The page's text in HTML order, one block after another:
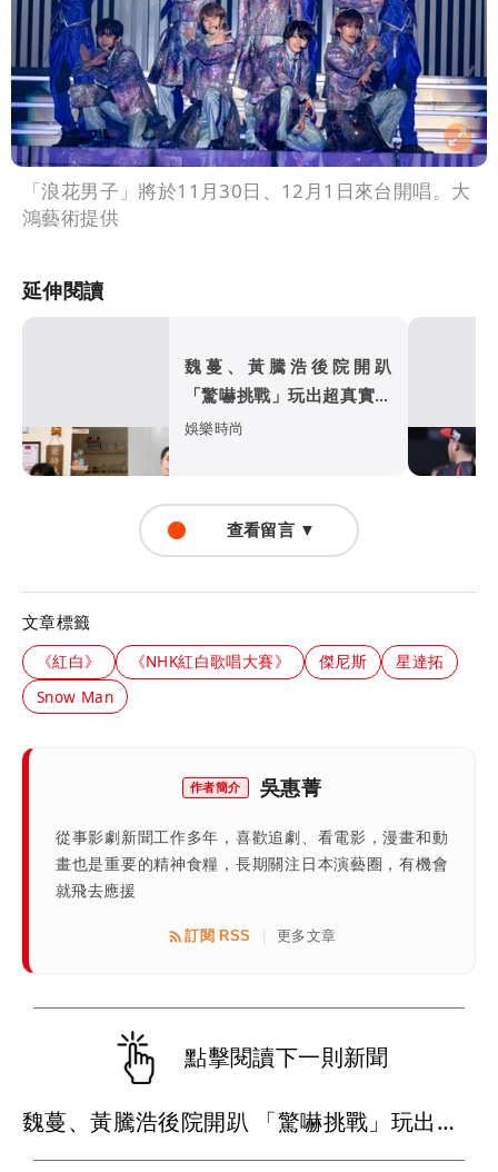
「浪花男子」將於11月30日、12月1日來台開唱。大
鴻藝術提供
延伸閱讀
魏蔓、黃騰浩後院開趴
「驚嚇挑戰」玩出超真實感
情
娛樂時尚
查看留言 ▼
文章標籤
《紅白》 《NHK紅白歌唱大賽》 傑尼斯
星達拓
Snow Man
作者簡介 吳惠菁
從事影劇新聞工作多年，喜歡追劇、看電影，漫畫和動
畫也是重要的精神食糧，長期關注日本演藝圈，有機會
就飛去應援
訂閱 RSS 更多文章
點擊閱讀下一則新聞
魏蔓、黃騰浩後院開趴 「驚嚇挑戰」玩出超真實感情